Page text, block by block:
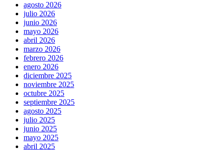
agosto 2026
julio 2026
junio 2026
mayo 2026
abril 2026
marzo 2026
febrero 2026
enero 2026
diciembre 2025
noviembre 2025
octubre 2025
septiembre 2025
agosto 2025
julio 2025
junio 2025
mayo 2025
abril 2025